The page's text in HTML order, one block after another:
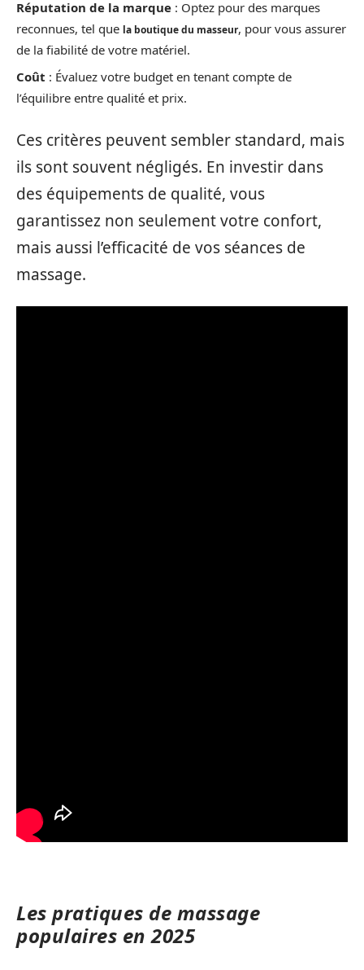
Réputation de la marque : Optez pour des marques
reconnues, tel que la boutique du masseur, pour vous assurer
de la fiabilité de votre matériel.
Coût : Évaluez votre budget en tenant compte de
l’équilibre entre qualité et prix.
Ces critères peuvent sembler standard, mais
ils sont souvent négligés. En investir dans
des équipements de qualité, vous
garantissez non seulement votre confort,
mais aussi l’efficacité de vos séances de
massage.
Les pratiques de massage
populaires en 2025